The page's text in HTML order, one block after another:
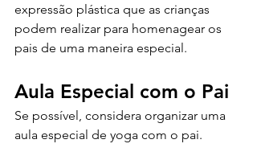
expressão plástica que as crianças
podem realizar para homenagear os
pais de uma maneira especial.
Aula Especial com o Pai
Se possível, considera organizar uma
aula especial de yoga com o pai.